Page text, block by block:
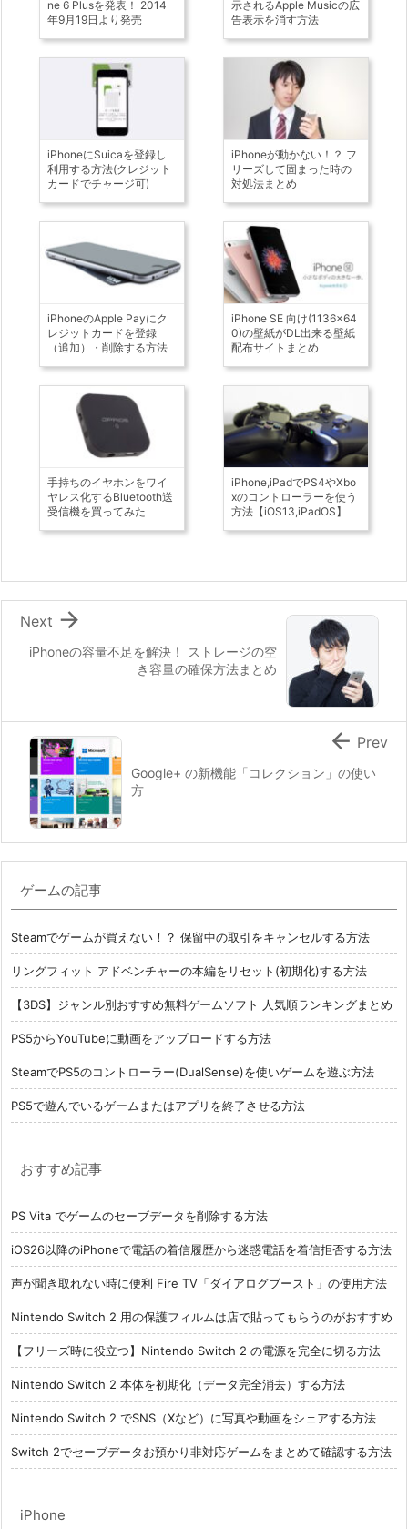
ne 6 Plusを発表！ 2014
年9月19日より発売
示されるApple Musicの広
告表示を消す方法
iPhoneにSuicaを登録し
利用する方法(クレジット
カードでチャージ可)
iPhoneが動かない！？ フ
リーズして固まった時の
対処法まとめ
iPhoneのApple Payにク
レジットカードを登録
（追加）・削除する方法
iPhone SE 向け(1136×64
0)の壁紙がDL出来る壁紙
配布サイトまとめ
手持ちのイヤホンをワイ
ヤレス化するBluetooth送
受信機を買ってみた
iPhone,iPadでPS4やXbo
xのコントローラーを使う
方法【iOS13,iPadOS】
iPhoneの容量不足を解決！ ストレージの空
き容量の確保方法まとめ

Next
Google+ の新機能「コレクション」の使い
方
 Prev
ゲームの記事
Steamでゲームが買えない！？ 保留中の取引をキャンセルする方法
リングフィット アドベンチャーの本編をリセット(初期化)する方法
【3DS】ジャンル別おすすめ無料ゲームソフト 人気順ランキングまとめ
PS5からYouTubeに動画をアップロードする方法
SteamでPS5のコントローラー(DualSense)を使いゲームを遊ぶ方法
PS5で遊んでいるゲームまたはアプリを終了させる方法
おすすめ記事
PS Vita でゲームのセーブデータを削除する方法
iOS26以降のiPhoneで電話の着信履歴から迷惑電話を着信拒否する方法
声が聞き取れない時に便利 Fire TV「ダイアログブースト」の使用方法
Nintendo Switch 2 用の保護フィルムは店で貼ってもらうのがおすすめ
【フリーズ時に役立つ】Nintendo Switch 2 の電源を完全に切る方法
Nintendo Switch 2 本体を初期化（データ完全消去）する方法
Nintendo Switch 2 でSNS（Xなど）に写真や動画をシェアする方法
Switch 2でセーブデータお預かり非対応ゲームをまとめて確認する方法
iPhone